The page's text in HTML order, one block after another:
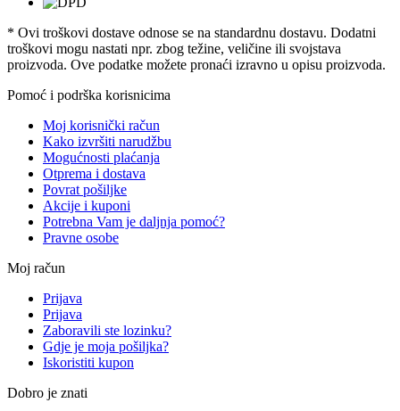
* Ovi troškovi dostave odnose se na standardnu ​​dostavu. Dodatni
troškovi mogu nastati npr. zbog težine, veličine ili svojstava
proizvoda. Ove podatke možete pronaći izravno u opisu proizvoda.
Pomoć i podrška korisnicima
Moj korisnički račun
Kako izvršiti narudžbu
Mogućnosti plaćanja
Otprema i dostava
Povrat pošiljke
Akcije i kuponi
Potrebna Vam je daljnja pomoć?
Pravne osobe
Moj račun
Prijava
Prijava
Zaboravili ste lozinku?
Gdje je moja pošiljka?
Iskoristiti kupon
Dobro je znati